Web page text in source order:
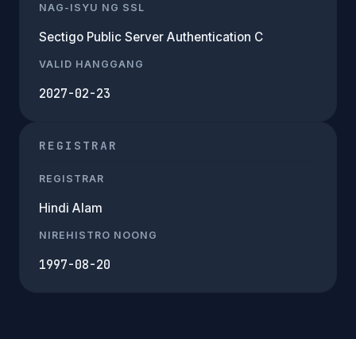
NAG-ISYU NG SSL
Sectigo Public Server Authentication C
VALID HANGGANG
2027-02-23
REGISTRAR
REGISTRAR
Hindi Alam
NIREHISTRO NOONG
1997-08-20